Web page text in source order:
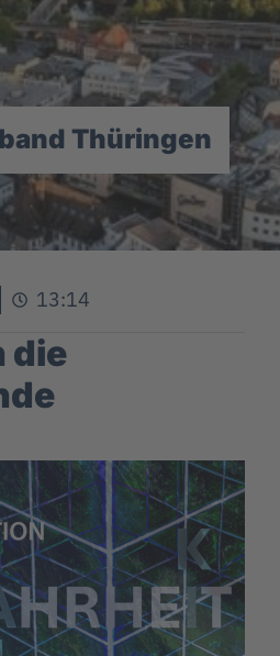
Thüringen
13:14
die